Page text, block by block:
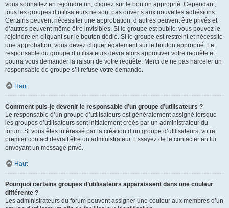
vous souhaitez en rejoindre un, cliquez sur le bouton approprié. Cependant,
tous les groupes d’utilisateurs ne sont pas ouverts aux nouvelles adhésions.
Certains peuvent nécessiter une approbation, d’autres peuvent être privés et
d’autres peuvent même être invisibles. Si le groupe est public, vous pouvez le
rejoindre en cliquant sur le bouton dédié. Si le groupe est restreint et nécessite
une approbation, vous devez cliquer également sur le bouton approprié. Le
responsable du groupe d’utilisateurs devra alors approuver votre requête et
pourra vous demander la raison de votre requête. Merci de ne pas harceler un
responsable de groupe s’il refuse votre demande.
Haut
Comment puis-je devenir le responsable d’un groupe d’utilisateurs ?
Le responsable d’un groupe d’utilisateurs est généralement assigné lorsque
les groupes d’utilisateurs sont initialement créés par un administrateur du
forum. Si vous êtes intéressé par la création d’un groupe d’utilisateurs, votre
premier contact devrait être un administrateur. Essayez de le contacter en lui
envoyant un message privé.
Haut
Pourquoi certains groupes d’utilisateurs apparaissent dans une couleur
différente ?
Les administrateurs du forum peuvent assigner une couleur aux membres d’un